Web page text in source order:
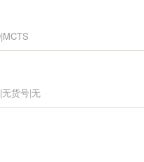
货号|无